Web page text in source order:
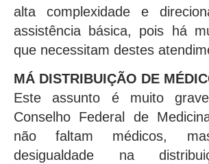
alta complexidade e
assistência básica, pois há
que necessitam destes
MÁ DISTRIBUIÇÃO DE
Este assunto é muito
Conselho Federal de
não faltam médicos,
desigualdade na